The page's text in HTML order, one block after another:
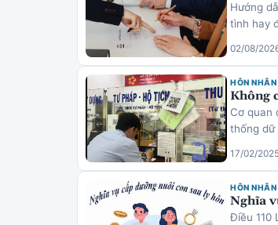
Hướng
tình hay
02/08/
HÔN
Không
Cơ quan
thống dữ
17/02/
HÔN
Nghĩa
Điều 110